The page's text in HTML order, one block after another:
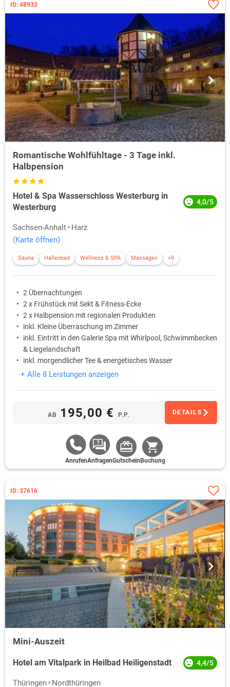
ID: 48933
Romantische Wohlfühltage - 3 Tage inkl.
Halbpension
Hotel & Spa Wasserschloss Westerburg in
Westerburg
4,0/5
Sachsen-Anhalt
Harz
(Karte öffnen)
Sauna Hallenbad Wellness & SPA Massagen +9
2 Übernachtungen
2 x Frühstück mit Sekt & Fitness-Ecke
2 x Halbpension mit regionalen Produkten
inkl. Kleine Überraschung im Zimmer
inkl. Eintritt in den Galerie Spa mit Whirlpool, Schwimmbecken
& Liegelandschaft
inkl. morgendlicher Tee & energetisches Wasser
+ Alle 8 Leistungen anzeigen
AB 195,00 € P.P. DETAILS
AnrufenAnfragenGutschein Buchung
ID: 37616
Mini-Auszeit
Hotel am Vitalpark in Heilbad Heiligenstadt 4,4/5
Thüringen Nordthüringen